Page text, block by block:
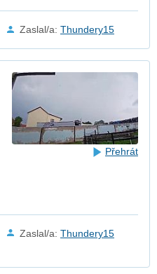
Zaslal/a: Thundery15
Přehrát
Zaslal/a: Thundery15